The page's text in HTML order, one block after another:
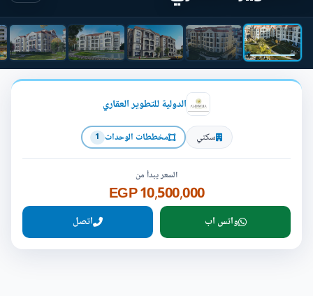
الدولية للتطوير العقاري
سكني مخططات الوحدات 1
السعر يبدأ من
10,500,000 EGP
واتس اب اتصل